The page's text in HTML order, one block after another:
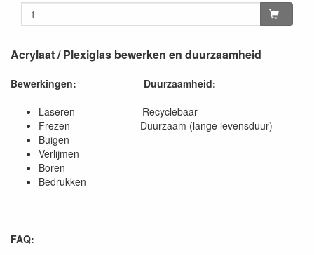
Acrylaat / Plexiglas bewerken en duurzaamheid
Bewerkingen:
Duurzaamheid:
Laseren Recyclebaar
Frezen Duurzaam (lange levensduur)
Buigen
Verlijmen
Boren
Bedrukken
FAQ: